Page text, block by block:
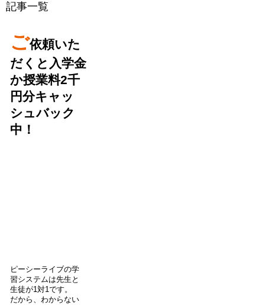
記事一覧
ご依頼いた
だくと入学金
か授業料2千
円分キャッ
シュバック
中！
ピーシーライブの学
習システムは先生と
生徒が1対1です。
だから、わからない